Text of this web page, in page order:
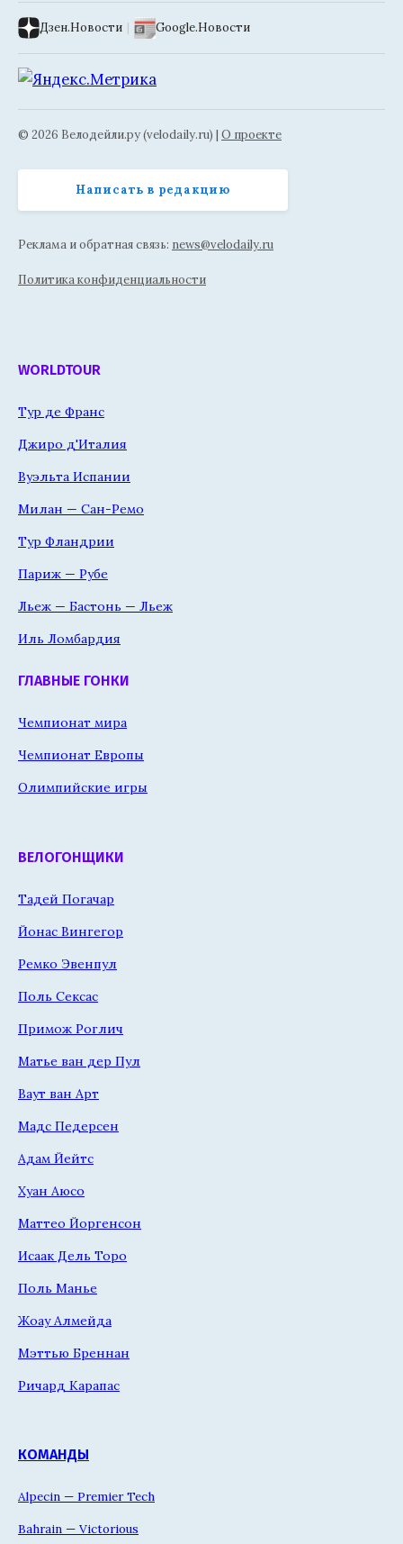
Дзен.Новости | Google.Новости
© 2026 Велодейли.ру (velodaily.ru) | О проекте
Написать в редакцию
Реклама и обратная связь: news@velodaily.ru
Политика конфиденциальности
WORLDTOUR
Тур де Франс
Джиро д'Италия
Вуэльта Испании
Милан — Сан-Ремо
Тур Фландрии
Париж — Рубе
Льеж — Бастонь — Льеж
Иль Ломбардия
ГЛАВНЫЕ ГОНКИ
Чемпионат мира
Чемпионат Европы
Олимпийские игры
ВЕЛОГОНЩИКИ
Тадей Погачар
Йонас Вингегор
Ремко Эвенпул
Поль Сексас
Примож Роглич
Матье ван дер Пул
Ваут ван Арт
Мадс Педерсен
Адам Йейтс
Хуан Аюсо
Маттео Йоргенсон
Исаак Дель Торо
Поль Манье
Жоау Алмейда
Мэттью Бреннан
Ричард Карапас
КОМАНДЫ
Alpecin — Premier Tech
Bahrain — Victorious